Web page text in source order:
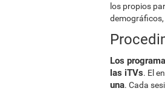
los propios
Los
las iTVs. El
una. Cada